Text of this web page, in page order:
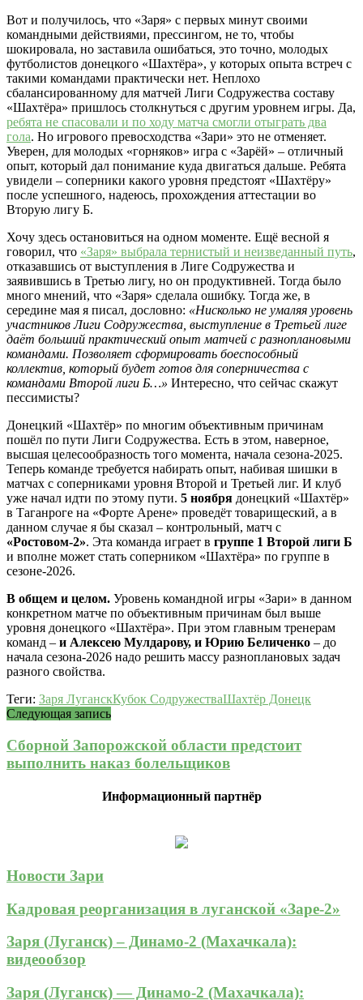
Вот и получилось, что «Заря» с первых минут своими
командными действиями, прессингом, не то, чтобы
шокировала, но заставила ошибаться, это точно, молодых
футболистов донецкого «Шахтёра», у которых опыта встреч с
такими командами практически нет. Неплохо
сбалансированному для матчей Лиги Содружества составу
«Шахтёра» пришлось столкнуться с другим уровнем игры. Да,
ребята не спасовали и по ходу матча смогли отыграть два
гола. Но игрового превосходства «Зари» это не отменяет.
Уверен, для молодых «горняков» игра с «Зарёй» – отличный
опыт, который дал понимание куда двигаться дальше. Ребята
увидели – соперники какого уровня предстоят «Шахтёру»
после успешного, надеюсь, прохождения аттестации во
Вторую лигу Б.
Хочу здесь остановиться на одном моменте. Ещё весной я
говорил, что «Заря» выбрала тернистый и неизведанный путь,
отказавшись от выступления в Лиге Содружества и
заявившись в Третью лигу, но он продуктивней. Тогда было
много мнений, что «Заря» сделала ошибку. Тогда же, в
середине мая я писал, дословно: «Нисколько не умаляя уровень
участников Лиги Содружества, выступление в Третьей лиге
даёт больший практический опыт матчей с разноплановыми
командами. Позволяет сформировать боеспособный
коллектив, который будет готов для соперничества с
командами Второй лиги Б…» Интересно, что сейчас скажут
пессимисты?
Донецкий «Шахтёр» по многим объективным причинам
пошёл по пути Лиги Содружества. Есть в этом, наверное,
высшая целесообразность того момента, начала сезона-2025.
Теперь команде требуется набирать опыт, набивая шишки в
матчах с соперниками уровня Второй и Третьей лиг. И клуб
уже начал идти по этому пути. 5 ноября донецкий «Шахтёр»
в Таганроге на «Форте Арене» проведёт товарищеский, а в
данном случае я бы сказал – контрольный, матч с
«Ростовом-2». Эта команда играет в группе 1 Второй лиги Б
и вполне может стать соперником «Шахтёра» по группе в
сезоне-2026.
В общем и целом. Уровень командной игры «Зари» в данном
конкретном матче по объективным причинам был выше
уровня донецкого «Шахтёра». При этом главным тренерам
команд – и Алексею Мулдарову, и Юрию Беличенко – до
начала сезона-2026 надо решить массу разноплановых задач
разного свойства.
Теги: Заря ЛуганскКубок СодружестваШахтёр Донецк
Следующая запись
Сборной Запорожской области предстоит
выполнить наказ болельщиков
Информационный партнёр
Новости Зари
Кадровая реорганизация в луганской «Заре-2»
Заря (Луганск) – Динамо-2 (Махачкала):
видеообзор
Заря (Луганск) — Динамо-2 (Махачкала):